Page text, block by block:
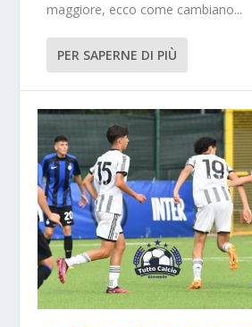
maggiore, ecco come cambiano...
PER SAPERNE DI PIÙ